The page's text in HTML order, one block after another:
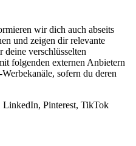
wir dich auch abseits
und zeigen dir relevante
verschlüsselten
folgenden externen Anbietern
sofern du deren
Pinterest, TikTok